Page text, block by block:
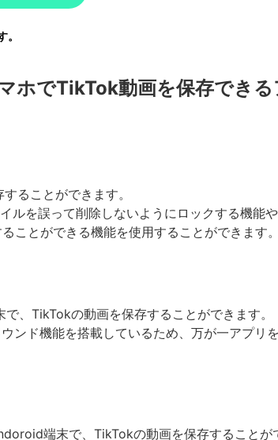
。
ホでTikTok動画を保存でき
ることができます。
ルを誤って削除しないようにロックする機能
ことができる機能を使用することができます。
TikTokの動画を保存することができます。
ド機能を搭載しているため、万が一アプリ
端末で、TikTokの動画を保存することが